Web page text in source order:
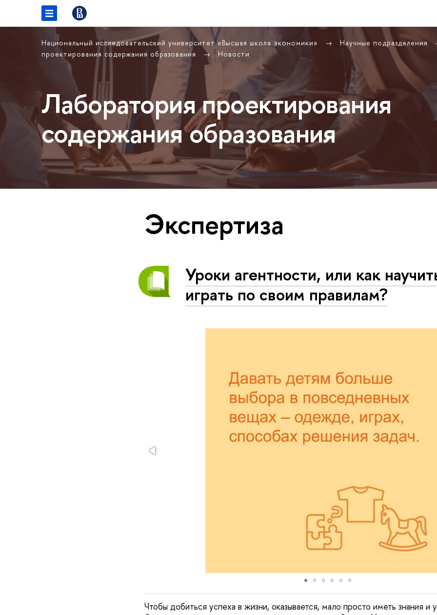
Национальный исследовательский университет «Высшая школа экономики»
Научные подразделения
проектирования содержания образования
Новости
Лаборатория проектирования
содержания образования
Экспертиза
Уроки агентности, или как
играть по своим правилам?
Чтобы добиться успеха в жизни, оказывается, мало просто иметь знания